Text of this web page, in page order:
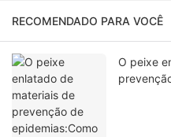
RECOMENDADO PARA VOCÊ
O peixe